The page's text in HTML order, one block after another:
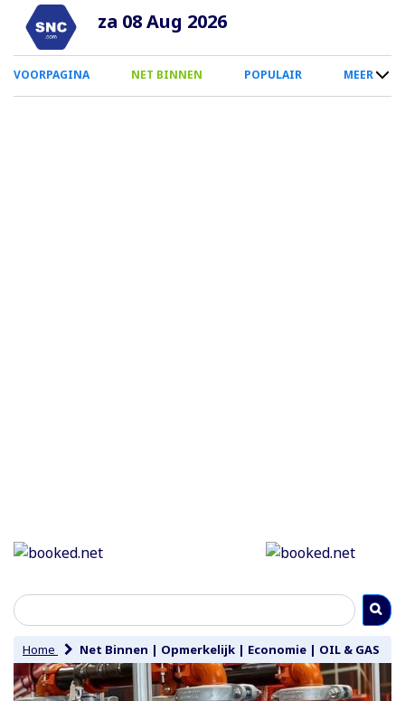
Overslaan
naar
inhoud
za 08 Aug 2026
0
Smartphone
VOORPAGINA NET BINNEN POPULAIR MEER
Home Net Binnen | Opmerkelijk | Economie | OIL & GAS